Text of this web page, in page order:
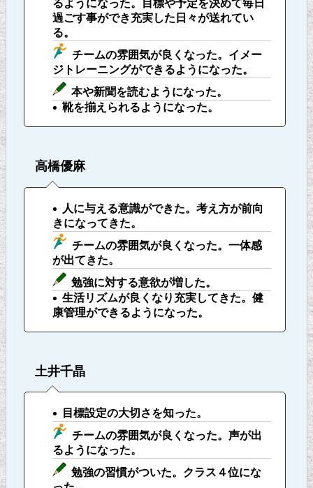
るようになった。目標や予定を決めて毎日
過ごす事ができ充実した日々が送れてい
る。
チームの雰囲気が良くなった。イメー
ジトレーニングができるようになった。
本や新聞を読むようになった。
靴を揃えられるようになった。
高橋優麻
人に与える意識ができた。考え方が前向
きになってきた。
チームの雰囲気が良くなった。一体感
が出てきた。
勉強に対する意欲が増した。
生活リズムが良くなり充実してきた。健
康管理ができるようになった。
土井千晶
目標設定の大切さを知った。
チームの雰囲気が良くなった。声が出
るようになった。
勉強の習慣がついた。クラス４位にな